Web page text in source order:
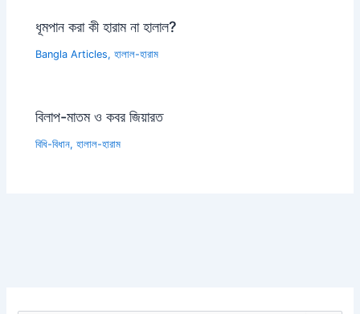
ধূমপান করা কী হারাম না হালাল?
Bangla Articles,হালাল-হারাম
বিলাপ-মাতম ও কবর জিয়ারত
বিধি-বিধান,হালাল-হারাম